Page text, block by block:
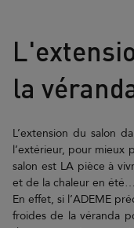
la
L’extension du salon
l’extérieur, pour mieux
salon est LA pièce à
et de la chaleur en été…
En effet, si l’ADEME
froides de la véranda